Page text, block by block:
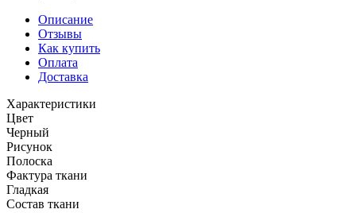
Описание
Отзывы
Как купить
Оплата
Доставка
Характеристики
Цвет
Черный
Рисунок
Полоска
Фактура ткани
Гладкая
Состав ткани